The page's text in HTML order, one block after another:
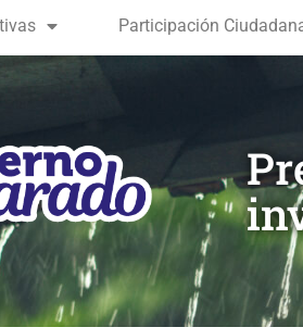
Participación